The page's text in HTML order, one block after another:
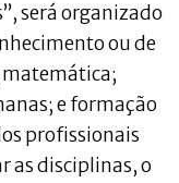
será organizado
ou de
e formação
profissionais
as disciplinas, o